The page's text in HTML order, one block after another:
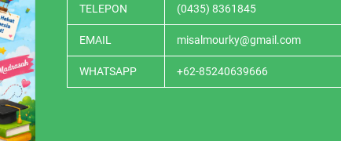
TELEPON (0435) 8361845
EMAIL misalmourky@gmail.com
WHATSAPP +62-85240639666